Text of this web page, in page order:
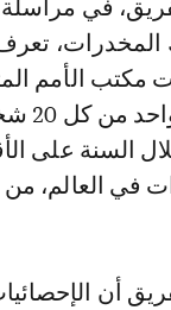
المخدرات،
من ضمنهم 12 مليونا يستعملون
أن